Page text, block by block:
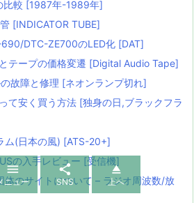
比較 [1987年-1989年]
[INDICATOR TUBE]
DTC-ZE700のLED化 [DAT]
テープの価格変遷 [Digital Audio Tape]
故障と修理 [ネオンランプ切れ]
て安く買う方法 [独身の日,ブラックフラ
(日本の風) [ATS-20+]
の入手レビュー [受信機]
体のサイトについて – ラジオ周波数/放

ニュー

SNS

上へ